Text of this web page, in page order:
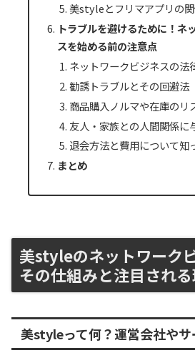
美styleとフリマアプリの
トラブルを避けるために！ネ
スを始める前の注意点
ネットワークビジネスの法
勧誘トラブルとその回避法
商品購入ノルマや在庫のリ
友人・家族との人間関係に
退会方法と費用について知
まとめ
美styleのネットワーク
その仕組みと注目され
美styleって何？運営会社や